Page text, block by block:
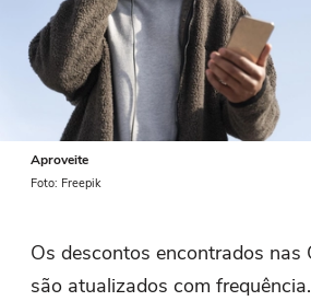
Aproveite
Foto: Freepik
Os descontos encontrados nas
são atualizados com